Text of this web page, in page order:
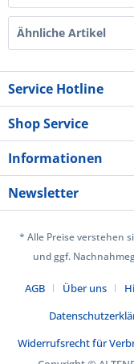
Ähnliche Artikel
Service Hotline
Shop Service
Informationen
Newsletter
* Alle Preise verstehen
und ggf.
AGB Über uns
Widerrufsrecht für